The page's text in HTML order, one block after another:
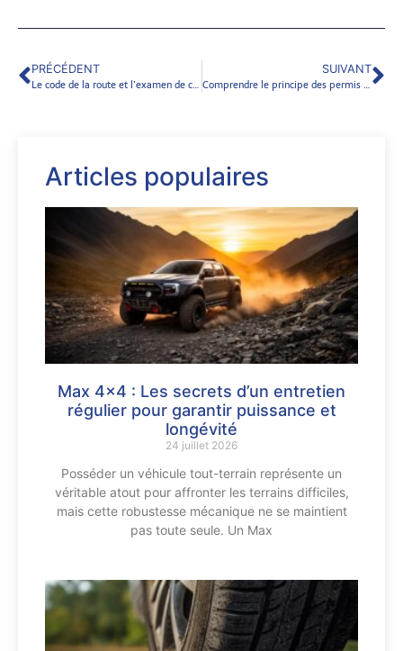
PRÉCÉDENT
Le code de la route et l’examen de conduite.
SUIVANT
Comprendre le principe des permis a points
Articles populaires
Max 4×4 : Les secrets d’un entretien
régulier pour garantir puissance et
longévité
24 juillet 2026
Posséder un véhicule tout-terrain représente un
véritable atout pour affronter les terrains difficiles,
mais cette robustesse mécanique ne se maintient
pas toute seule. Un Max